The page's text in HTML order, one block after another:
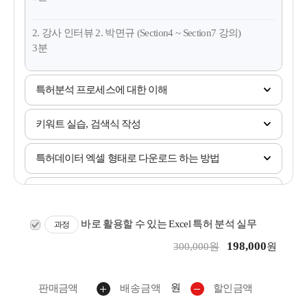
2. 강사 인터뷰 2. 박면규 (Section4 ~ Section7 강의)
3분
특허분석 프로세스에 대한 이해
키워트 실습, 검색식 작성
특허데이터 엑셀 형태로 다운로드 하는 방법
특허 데이터 분석을 통한 시각화 1
특허 데이터 분석을 통한 지표 산출
과정 바로 활용할 수 있는 Excel 특허 분석 실무
300,000원 198,000원
판매금액 배송금액 원 할인금액